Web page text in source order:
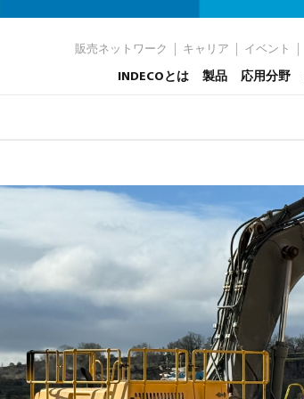
販売ネットワーク キャリア イベント
INDECOとは 製品 応用分野